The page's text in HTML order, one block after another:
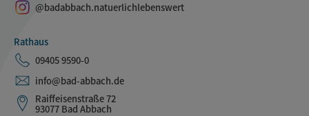
@badabbach.natuerlichlebenswert
Rathaus
09405 9590-0
info@bad-abbach.de
Raiffeisenstraße 72
93077 Bad Abbach